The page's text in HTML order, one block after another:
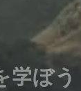
学ぼう